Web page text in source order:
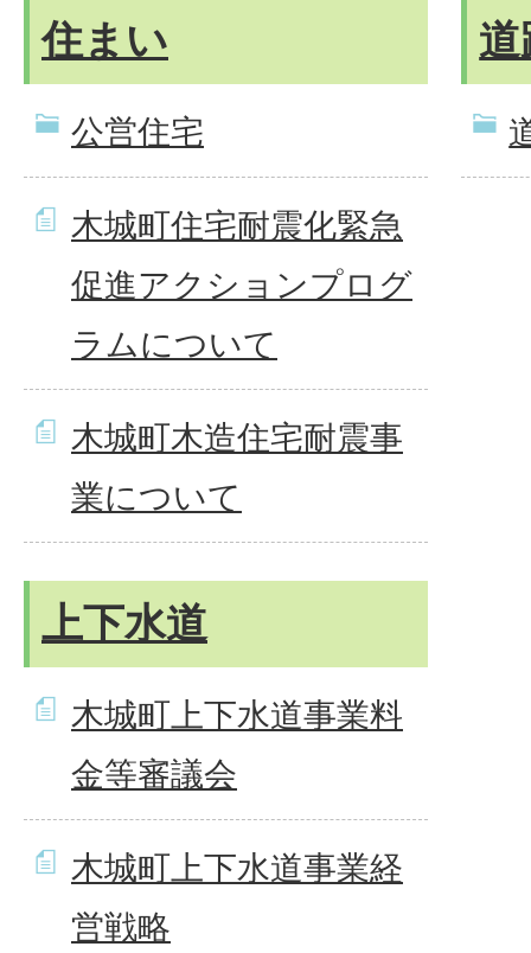
住まい
公営住宅
木城町住宅耐震化緊急
促進アクションプログ
ラムについて
木城町木造住宅耐震事
業について
上下水道
木城町上下水道事業料
金等審議会
木城町上下水道事業経
営戦略